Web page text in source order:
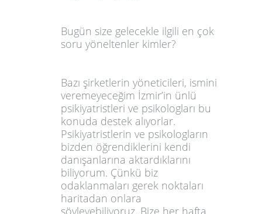
Bugün size gelecekle ilgili en çok
soru yöneltenler kimler?
Bazı şirketlerin yöneticileri, ismini
veremeyeceğim İzmir’in ünlü
psikiyatristleri ve psikologları bu
konuda destek alıyorlar.
Psikiyatristlerin ve psikologların
bizden öğrendiklerini kendi
danışanlarına aktardıklarını
biliyorum. Çünkü biz
odaklanmaları gerek noktaları
haritadan onlara
söyleyebiliyoruz. Bize her hafta